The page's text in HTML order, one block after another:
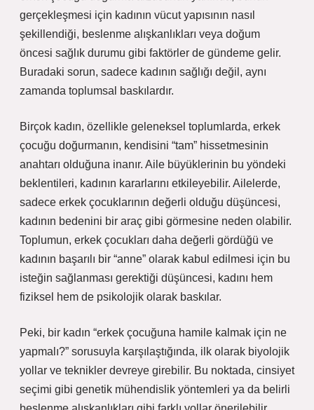
gerçekleşmesi için kadının vücut yapısının nasıl
şekillendiği, beslenme alışkanlıkları veya doğum
öncesi sağlık durumu gibi faktörler de gündeme gelir.
Buradaki sorun, sadece kadının sağlığı değil, aynı
zamanda toplumsal baskılardır.
Birçok kadın, özellikle geleneksel toplumlarda, erkek
çocuğu doğurmanın, kendisini “tam” hissetmesinin
anahtarı olduğuna inanır. Aile büyüklerinin bu yöndeki
beklentileri, kadının kararlarını etkileyebilir. Ailelerde,
sadece erkek çocuklarının değerli olduğu düşüncesi,
kadının bedenini bir araç gibi görmesine neden olabilir.
Toplumun, erkek çocukları daha değerli gördüğü ve
kadının başarılı bir “anne” olarak kabul edilmesi için bu
isteğin sağlanması gerektiği düşüncesi, kadını hem
fiziksel hem de psikolojik olarak baskılar.
Peki, bir kadın “erkek çocuğuna hamile kalmak için ne
yapmalı?” sorusuyla karşılaştığında, ilk olarak biyolojik
yollar ve teknikler devreye girebilir. Bu noktada, cinsiyet
seçimi gibi genetik mühendislik yöntemleri ya da belirli